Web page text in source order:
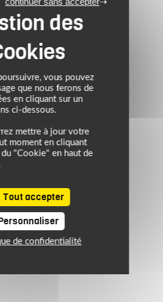
vous pouvez
que nous ferons de
en cliquant sur un
ci-dessous.
mettre à jour votre
moment en cliquant
"Cookie" en haut de
Tout accepter
de confidentialité